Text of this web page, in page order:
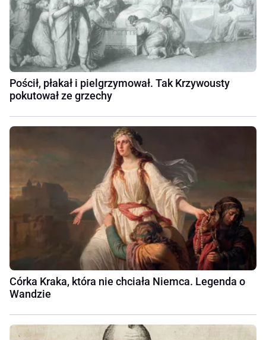
Pościł, płakał i pielgrzymował. Tak Krzywousty
pokutował ze grzechy
Córka Kraka, która nie chciała Niemca. Legenda o
Wandzie